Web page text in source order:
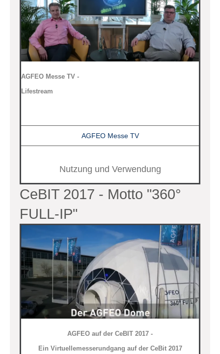
AGFEO Messe TV -
Lifestream
AGFEO Messe TV
Nutzung und Verwendung
CeBIT 2017 - Motto "360°
FULL-IP"
AGFEO auf der CeBIT 2017 -
Ein Virtuellemesserundgang auf der CeBit 2017